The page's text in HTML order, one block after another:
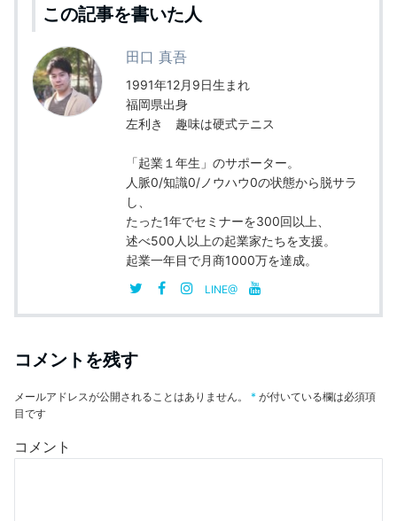
b
o
o
k
この記事を書いた人
田口 真吾
1991年12月9日生まれ
福岡県出身
左利き 趣味は硬式テニス
「起業１年生」のサポーター。
人脈0/知識0/ノウハウ0の状態から脱サラ
し、
たった1年でセミナーを300回以上、
述べ500人以上の起業家たちを支援。
起業一年目で月商1000万を達成。
LINE@
コメントを残す
メールアドレスが公開されることはありません。 * が付いている欄は必須項
目です
コメント